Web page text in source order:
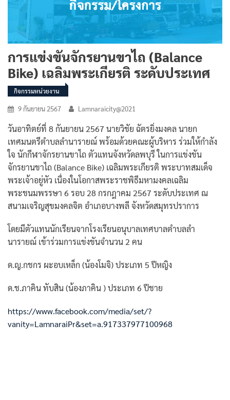
การแข่งขันจักรยานขาไถ (Balance
Bike) เฉลิมพระเกียรติ ระดับประเทศ
กิจกรรมหน่วยงาน
9 กันยายน 2567 Lamnaraicity@2021
วันอาทิตย์ที่ 8 กันยายน 2567 นายวิชัย ฉัตรยิ่งมงคล นายก
เทศมนตรีตำบลลำนารายณ์ พร้อมด้วยคณะผู้บริหาร ร่วมให้กำลัง
ใจ นักกีฬาจักรยานขาไถ ตัวแทนจังหวัดลพบุรี ในการแข่งขัน
จักรยานขาไถ (Balance Bike) เฉลิมพระเกียรติ พระบาทสมเด็จ
พระเจ้าอยู่หัว เนื่องในโอกาสพระราชพิธีมหามงคลเฉลิม
พระชนมพรรษา 6 รอบ 28 กรกฎาคม 2567 ระดับประเทศ ณ
สนามเจริญสุขมงคลจิต อำเภอบางพลี จังหวัดสมุทรปราการ
โดยมีตัวแทนนักเรียนจากโรงเรียนอนุบาลเทศบาลตำบลลำ
นารายณ์ เข้าร่วมการแข่งขันจำนวน 2 คน
ด.ญ.กชกร ผะอบเหล็ก (น้องโมจิ) ประเภท 5 ปีหญิง
ด.ช.ภาคิน ทับสิน (น้องภาคิน ) ประเภท 6 ปีชาย
https://www.facebook.com/media/set/?
vanity=LamnaraiPr&set=a.917337977100968